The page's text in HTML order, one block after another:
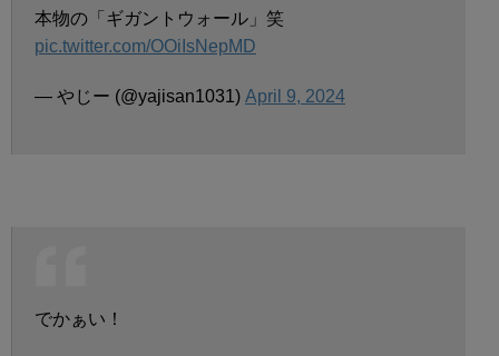
本物の「ギガントウォール」笑
pic.twitter.com/OOiIsNepMD
— やじー (@yajisan1031) April 9, 2024
でかぁい！